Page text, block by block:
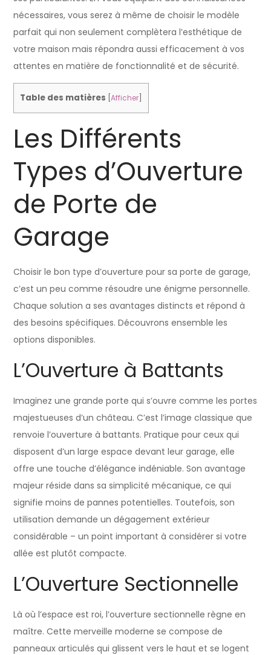
nécessaires, vous serez à même de choisir le modèle
parfait qui non seulement complètera l’esthétique de
votre maison mais répondra aussi efficacement à vos
attentes en matière de fonctionnalité et de sécurité.
Table des matières [Afficher
Les Différents
Types d’Ouverture
de Porte de
Garage
Choisir le bon type d’ouverture pour sa porte de garage,
c’est un peu comme résoudre une énigme personnelle.
Chaque solution a ses avantages distincts et répond à
des besoins spécifiques. Découvrons ensemble les
options disponibles.
L’Ouverture à Battants
Imaginez une grande porte qui s’ouvre comme les portes
majestueuses d’un château. C’est l’image classique que
renvoie l’ouverture à battants. Pratique pour ceux qui
disposent d’un large espace devant leur garage, elle
offre une touche d’élégance indéniable. Son avantage
majeur réside dans sa simplicité mécanique, ce qui
signifie moins de pannes potentielles. Toutefois, son
utilisation demande un dégagement extérieur
considérable – un point important à considérer si votre
allée est plutôt compacte.
L’Ouverture Sectionnelle
Là où l’espace est roi, l’ouverture sectionnelle règne en
maître. Cette merveille moderne se compose de
panneaux articulés qui glissent vers le haut et se logent